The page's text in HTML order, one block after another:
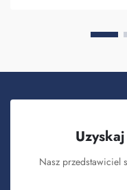
Nasz przedstawiciel